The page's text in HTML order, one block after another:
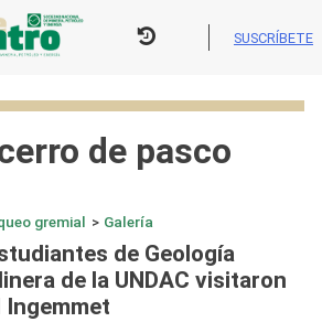
SUSCRÍBETE
de pasco
gremial > Galería
de Geología
de la UNDAC visitaron
Ingemmet